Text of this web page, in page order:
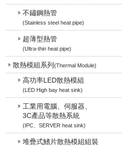
不鏽鋼熱管
(Stainless steel heat pipe)
超薄型熱管
(Ultra-thin heat pipe)
散熱模組系列(Thermal Module)
高功率LED散熱模組
(LED High bay heat sink)
工業用電腦、伺服器、
3C產品等散熱系統
(IPC、SERVER heat sink)
堆疊式鰭片散熱模組組裝